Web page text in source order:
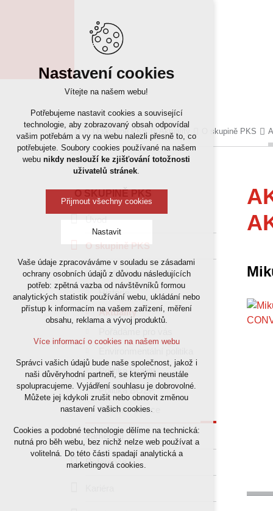
O skupině PKS Aktuality O skupině PKS
Úvod
O skupině PKS
Profil skupiny PKS
Historie
Aktuality
Politika kvality
Politika BOZP
Získané dotace
Zaměření
Reference
Nastavení cookies
Vítejte na našem webu!
Potřebujeme nastavit cookies a související
technologie, aby zobrazovaný obsah odpovídal
vašim potřebám a vy na webu nalezli přesně to, co
potřebujete. Soubory cookies používané na našem
webunikdy neslouží ke zjišťování totožnosti
uživatelů stránek.
Přijmout všechny cookies
Nastavit
Technická cookies
nutná pro provozování webu
udržení kontextu stránek (session): případná
přihlášení, volby jazyka, apod.
Volitelná cookies
analytická pro anonymizované vyhodnocení
návštěvnosti
marketingová cookies (Google)
Více informací o cookies na našem webu
Přijmout všechny cookies
Vaše údaje zpracováváme v souladu se zásadami
ochrany osobních údajů z důvodu následujících
potřeb: zpětná vazba od návštěvníků formou
analytických statistik používání webu, ukládání nebo
přístup k informacím na vašem zařízení, měření
obsahu, reklama a vývoj produktů.
Více informací o cookies na našem webu
Správci vašich údajů bude naše společnost, jakož i
naši důvěryhodní partneři, se kterými neustále
spolupracujeme. Vyjádření souhlasu je dobrovolné.
Můžete jej kdykoli zrušit nebo obnovit změnou
nastavení vašich cookies.
Cookies a podobné technologie dělíme na technická:
nutná pro běh webu, bez nichž nelze web používat a
volitelná. Do této části spadají analytická a
marketingová cookies.